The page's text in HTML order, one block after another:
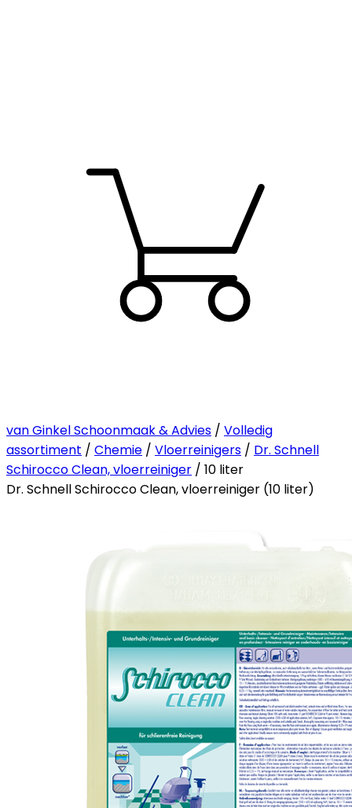
van Ginkel Schoonmaak & Advies / Volledig
assortiment / Chemie / Vloerreinigers / Dr. Schnell
Schirocco Clean, vloerreiniger / 10 liter
Dr. Schnell Schirocco Clean, vloerreiniger (10 liter)